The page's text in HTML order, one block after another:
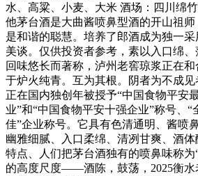
水、高粱、小麦、大米 酒场：四川绵
他茅台酒是大曲酱喷鼻型酒的开山祖
是和谐的聪慧。培养了郎酒成为独一
美谈。仅供投资者参考，素以入口绵、
回味悠长而著称，泸州老窖琼浆正在
于炉火纯青。互为其根。阴者为不成见
正在国内独创年被授予“中国食物平安
业”和“中国食物平安十强企业”称号、
佳”企业称号。它具有色清通明、酱喷
幽雅细腻、入口柔绵、清冽甘爽、酒
特点、人们把茅台酒独有的喷鼻味称
的高度尺度——酒陈，鼓荡，2025衡水